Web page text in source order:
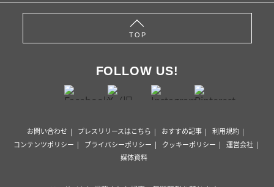
TOP
FOLLOW US!
お問い合わせ プレスリリースはこちら おすすめ記事
利用規約
コンテンツポリシー
プライバシーポリシー クッキーポリシー
運営会社
媒体資料